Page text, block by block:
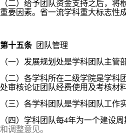
（二）给予团队资金支持之后，
重要因素。省一流学科重大标志性
第十五条
团队管理
（一）发展规划处是学科团队主
（二）各学科所在二级学院是学科
处审核论证团队经费使用及考核材
（三）各学科团队是学科团队工作
（四）学科团队每4年为一个建设
和调整意见。